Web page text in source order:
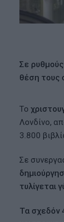
Σε ρυθμούς
θέση τους
Το
Λονδίνο,
3.800
Σε
τυλίγεται
Τα σχεδόν